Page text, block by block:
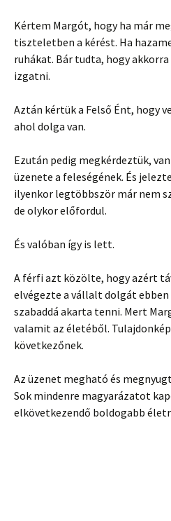
Kértem Margót, hogy ha már
tiszteletben a kérést. Ha
ruhákat. Bár tudta, hogy
izgatni.
Aztán kértük a Felső Ént, hogy
ahol dolga van.
Ezután pedig megkérdeztük,
üzenete a feleségének. És
ilyenkor legtöbbször már nem
de olykor előfordul.
És valóban így is lett.
A férfi azt közölte, hogy azért
elvégezte a vállalt dolgát
szabaddá akarta tenni. Mert
valamit az életéből.
következőnek.
Az üzenet megható és
Sok mindenre magyarázatot
elkövetkezendő boldogabb